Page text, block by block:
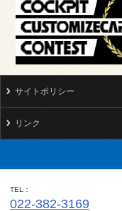
サイトポリシー
リンク
TEL
022-382-3169